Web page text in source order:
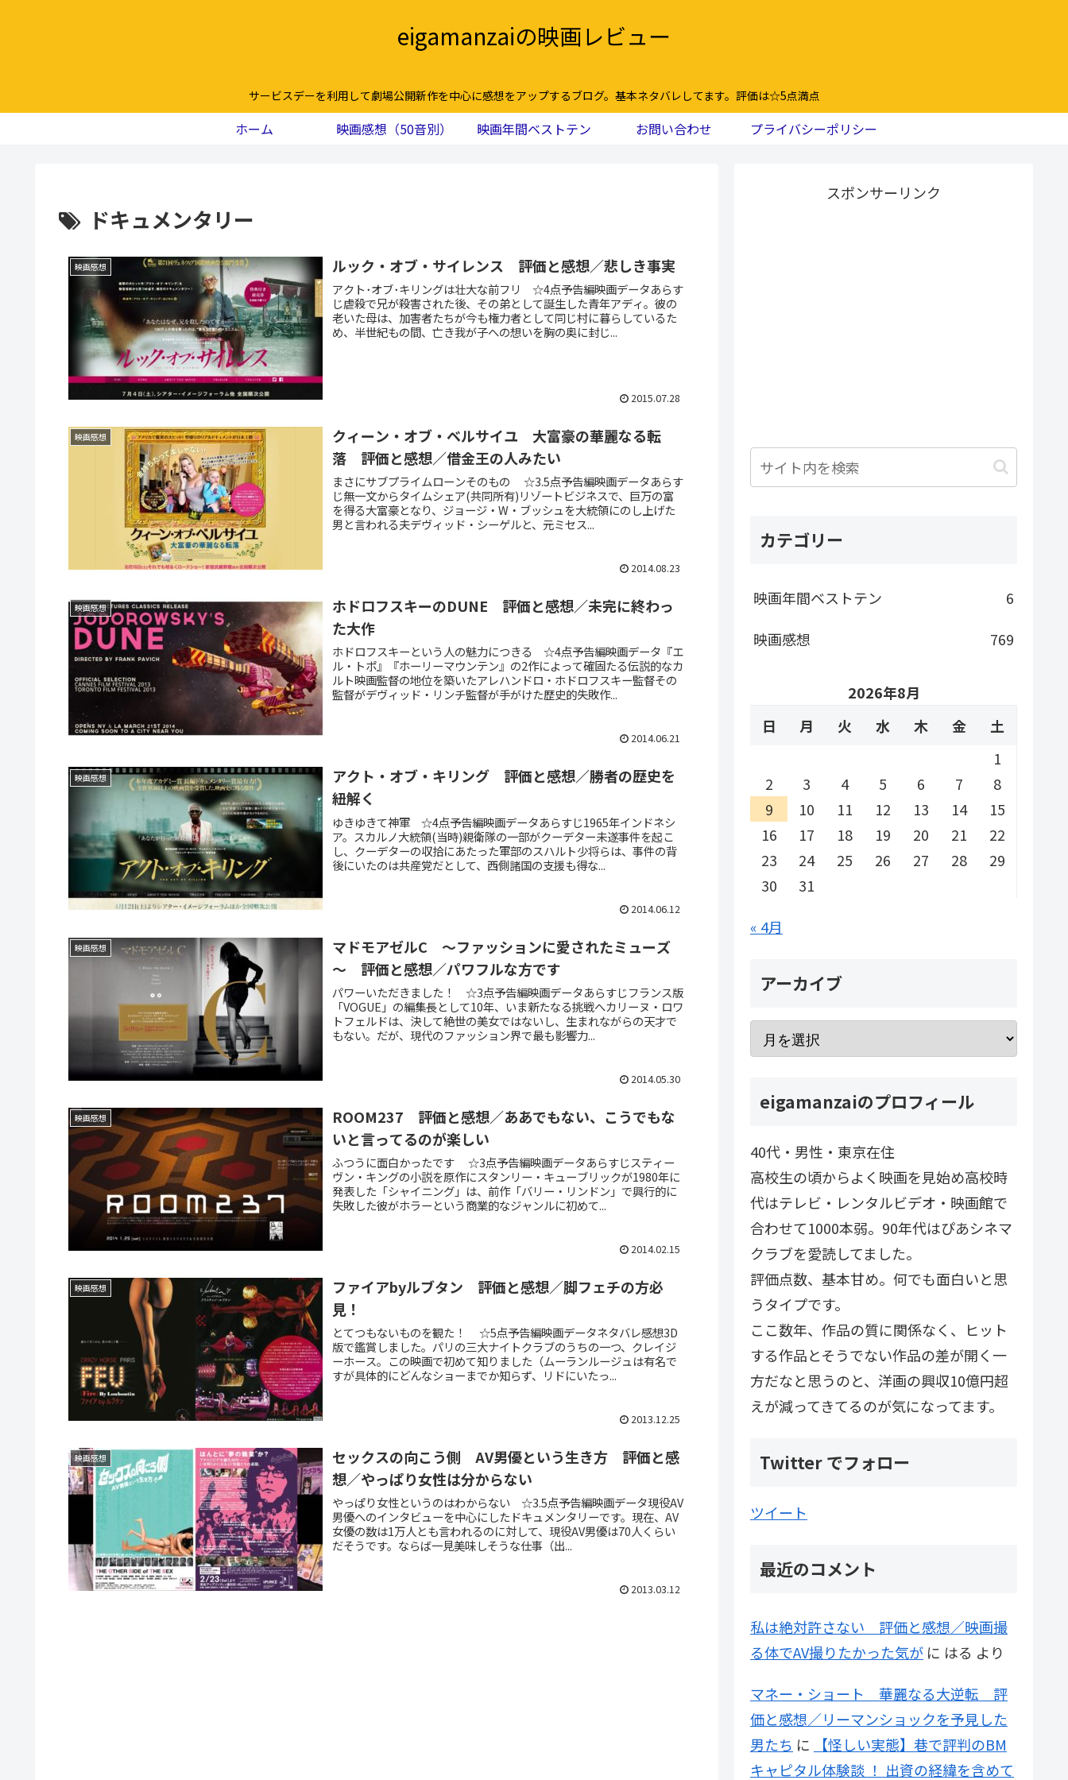
eigamanzaiの映画レビュー
サービスデーを利用して劇場公開新作を中心に感想をアップするブログ。基本ネタバレしてます。評価は☆5点満点
ホーム 映画感想（50音別） 映画年間ベストテン お問い合わせ プライバシーポリシー
ドキュメンタリー
映画感想 ルック・オブ・サイレンス 評価と感想／悲しき事実
アクト･オブ･キリングは壮大な前フリ ☆4点予告編映画データあらす
じ虐殺で兄が殺害された後、その弟として誕生した青年アディ。彼の
老いた母は、加害者たちが今も権力者として同じ村に暮らしているた
め、半世紀もの間、亡き我が子への想いを胸の奥に封じ...
2015.07.28
映画感想
クィーン・オブ・ベルサイユ 大富豪の華麗なる転
落 評価と感想／借金王の人みたい
まさにサブプライムローンそのもの ☆3.5点予告編映画データあらす
じ無一文からタイムシェア(共同所有)リゾートビジネスで、巨万の富
を得る大富豪となり、ジョージ・W・ブッシュを大統領にのし上げた
男と言われる夫デヴィッド・シーゲルと、元ミセス...
2014.08.23
映画感想
ホドロフスキーのDUNE 評価と感想／未完に終わっ
た大作
ホドロフスキーという人の魅力につきる ☆4点予告編映画データ『エ
ル・トポ』『ホーリーマウンテン』の2作によって確固たる伝説的なカ
ルト映画監督の地位を築いたアレハンドロ・ホドロフスキー監督その
監督がデヴィッド・リンチ監督が手がけた歴史的失敗作...
2014.06.21
映画感想
アクト・オブ・キリング 評価と感想／勝者の歴史を
紐解く
ゆきゆきて神軍 ☆4点予告編映画データあらすじ1965年インドネシ
ア。スカルノ大統領(当時)親衛隊の一部がクーデター未遂事件を起こ
し、クーデターの収拾にあたった軍部のスハルト少将らは、事件の背
後にいたのは共産党だとして、西側諸国の支援も得な...
2014.06.12
映画感想
マドモアゼルC ～ファッションに愛されたミューズ
～ 評価と感想／パワフルな方です
パワーいただきました！ ☆3点予告編映画データあらすじフランス版
「VOGUE」の編集長として10年、いま新たなる挑戦へカリーヌ・ロワ
トフェルドは、決して絶世の美女ではないし、生まれながらの天才で
もない。だが、現代のファッション界で最も影響力...
2014.05.30
映画感想
ROOM237 評価と感想／ああでもない、こうでもな
いと言ってるのが楽しい
ふつうに面白かったです ☆3点予告編映画データあらすじスティー
ヴン・キングの小説を原作にスタンリー・キューブリックが1980年に
発表した「シャイニング」は、前作「バリー・リンドン」で興行的に
失敗した彼がホラーという商業的なジャンルに初めて...
2014.02.15
映画感想
ファイアbyルブタン 評価と感想／脚フェチの方必
見！
とてつもないものを観た！ ☆5点予告編映画データネタバレ感想3D
版で鑑賞しました。パリの三大ナイトクラブのうちの一つ、クレイジ
ーホース。この映画で初めて知りました（ムーランルージュは有名で
すが具体的にどんなショーまでか知らず、リドにいたっ...
2013.12.25
映画感想
セックスの向こう側 AV男優という生き方 評価と感
想／やっぱり女性は分からない
やっぱり女性というのはわからない ☆3.5点予告編映画データ現役AV
男優へのインタビューを中心にしたドキュメンタリーです。現在、AV
女優の数は1万人とも言われるのに対して、現役AV男優は70人くらい
だそうです。ならば一見美味しそうな仕事（出...
2013.03.12
スポンサーリンク
カテゴリー
映画年間ベストテン
6
映画感想
769
2026年8月
日
月 火 水 木 金
土
1
2
3 4 5 6 7
8
9
10 11 12 13 14
15
16
17 18 19 20 21
22
23
24 25 26 27 28
29
30
31
« 4月
アーカイブ
eigamanzaiのプロフィール
40代・男性・東京在住
高校生の頃からよく映画を見始め高校時
代はテレビ・レンタルビデオ・映画館で
合わせて1000本弱。90年代はぴあシネマ
クラブを愛読してました。
評価点数、基本甘め。何でも面白いと思
うタイプです。
ここ数年、作品の質に関係なく、ヒット
する作品とそうでない作品の差が開く一
方だなと思うのと、洋画の興収10億円超
えが減ってきてるのが気になってます。
Twitter でフォロー
ツイート
最近のコメント
私は絶対許さない 評価と感想／映画撮
る体でAV撮りたかった気が に はる より
マネー・ショート 華麗なる大逆転 評
価と感想／リーマンショックを予見した
男たち に
【怪しい実態】巷で評判のBM
キャピタル体験談 ！ 出資の経緯を含めて